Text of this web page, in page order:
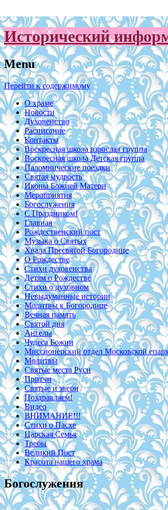
Исторический
Menu
Перейти к содержимому
О храме
Новости
Духовенство
Расписание
Контакты
Воскресная школа взрослая группа
Воскресная школа Детская группа
Паломнические поездки
Святая мудрость
Иконы Божией Матери
Мероприятия
Богослужения
С Праздником!
Главная
Рождественский пост
Музыка о Святых
Хвала Пресвятой Богородице
О Рождестве
Стихи духовенства
Детям о Рождестве
Стихи о духовном
Невыдуманные истории
Молитвы к Богородице
Вечная память
Святой дня
Ангелы
Чудеса Божии
Миссионерский отдел Московской
Молитвы
Святые места Руси
Притчи
Святые и звери
Поздравляем!
Видео
ВНИМАНИЕ!!!
Стихи о Пасхе
Царская Семья
Требы
Великий Пост
Красота нашего храма
Богослужения